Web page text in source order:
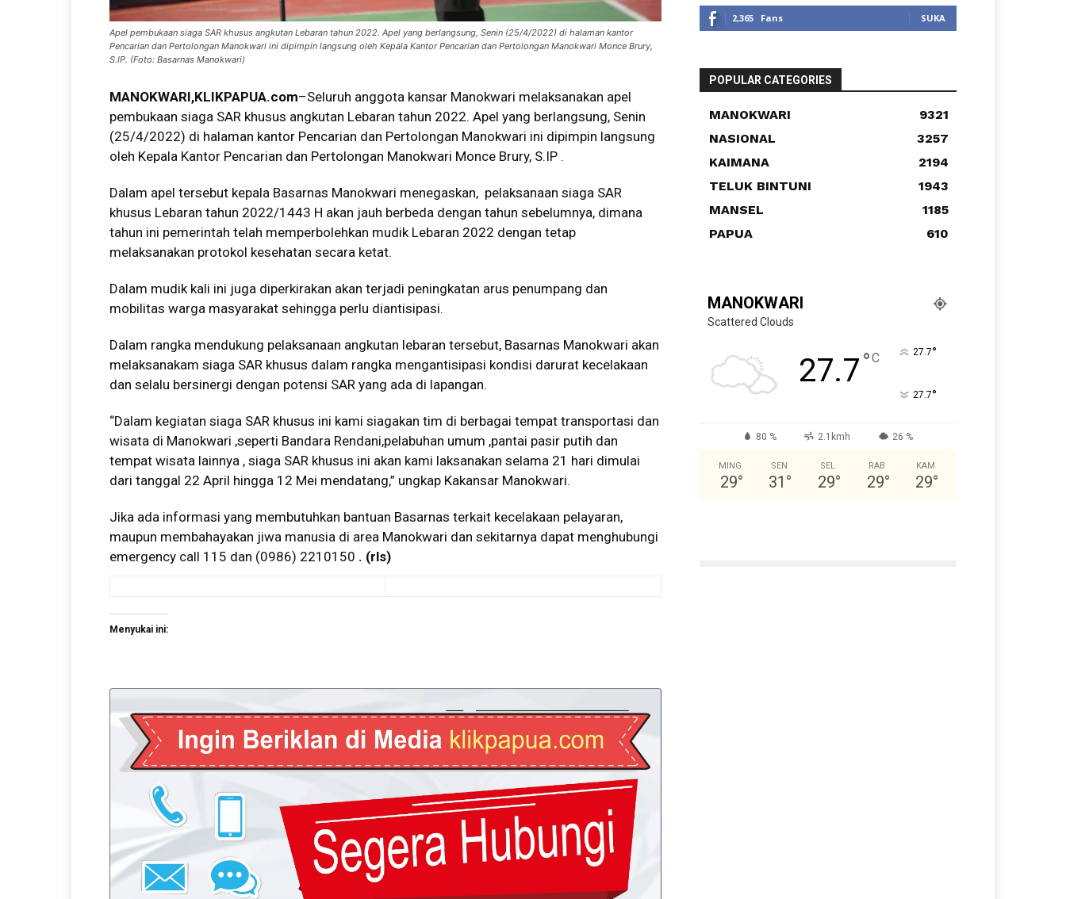
Apel pembukaan siaga SAR khusus angkutan Lebaran tahun 2022. Apel yang berlangsung, Senin (25/4/2022) di halaman kantor
Pencarian dan Pertolongan Manokwari ini dipimpin langsung oleh Kepala Kantor Pencarian dan Pertolongan Manokwari Monce Brury,
S.IP. (Foto: Basarnas Manokwari)
MANOKWARI,KLIKPAPUA.com–Seluruh anggota kansar Manokwari melaksanakan apel
pembukaan siaga SAR khusus angkutan Lebaran tahun 2022. Apel yang berlangsung, Senin
(25/4/2022) di halaman kantor Pencarian dan Pertolongan Manokwari ini dipimpin langsung
oleh Kepala Kantor Pencarian dan Pertolongan Manokwari Monce Brury, S.IP .
Dalam apel tersebut kepala Basarnas Manokwari menegaskan, pelaksanaan siaga SAR
khusus Lebaran tahun 2022/1443 H akan jauh berbeda dengan tahun sebelumnya, dimana
tahun ini pemerintah telah memperbolehkan mudik Lebaran 2022 dengan tetap
melaksanakan protokol kesehatan secara ketat.
Dalam mudik kali ini juga diperkirakan akan terjadi peningkatan arus penumpang dan
mobilitas warga masyarakat sehingga perlu diantisipasi.
Dalam rangka mendukung pelaksanaan angkutan lebaran tersebut, Basarnas Manokwari akan
melaksanakam siaga SAR khusus dalam rangka mengantisipasi kondisi darurat kecelakaan
dan selalu bersinergi dengan potensi SAR yang ada di lapangan.
“Dalam kegiatan siaga SAR khusus ini kami siagakan tim di berbagai tempat transportasi dan
wisata di Manokwari ,seperti Bandara Rendani,pelabuhan umum ,pantai pasir putih dan
tempat wisata lainnya , siaga SAR khusus ini akan kami laksanakan selama 21 hari dimulai
dari tanggal 22 April hingga 12 Mei mendatang,” ungkap Kakansar Manokwari.
Jika ada informasi yang membutuhkan bantuan Basarnas terkait kecelakaan pelayaran,
maupun membahayakan jiwa manusia di area Manokwari dan sekitarnya dapat menghubungi
emergency call 115 dan (0986) 2210150 . (rls)
Menyukai ini:
2,365 Fans SUKA
POPULAR CATEGORIES
MANOKWARI
9321
NASIONAL
3257
KAIMANA
2194
TELUK BINTUNI
1943
MANSEL
1185
PAPUA
610
MANOKWARI
Scattered Clouds
27.7°C 27.7°
27.7°
80 % 2.1kmh 26 %
MING
29°
SEN
31 °
SEL
29°
RAB
29°
KAM
29°